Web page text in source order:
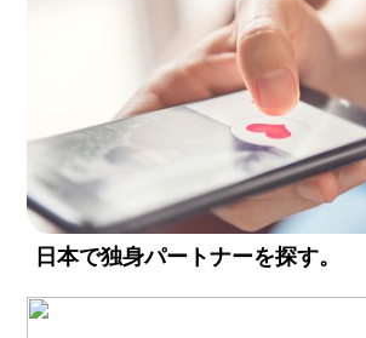
日本で独身パートナーを探す。